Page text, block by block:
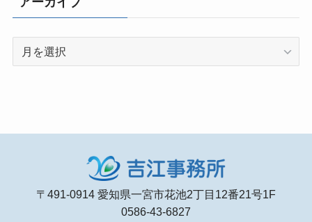
〒491-0914 愛知県一宮市花池2丁目12番21号1F
0586-43-6827